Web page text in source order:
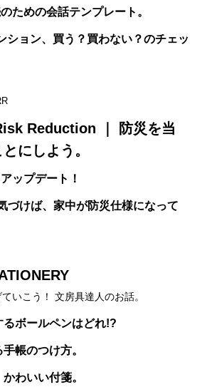
ための会話テンプレート。
ション、買う？買わない？のチェッ
Reduction ｜ 防災を当
にしよう。
ップデート！
づけば、家中が防災仕様になって
いこう！ 文房具達人のお話。
ボールペンはどれ!?
帳のつけ方。
わいい付箋。